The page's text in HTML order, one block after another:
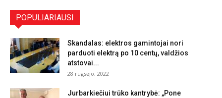
POPULIARIAUSI
Skandalas: elektros gamintojai nori
parduoti elektrą po 10 centų, valdžios
atstovai...
28 rugsėjo, 2022
Jurbarkiečiui trūko kantrybė: „Pone